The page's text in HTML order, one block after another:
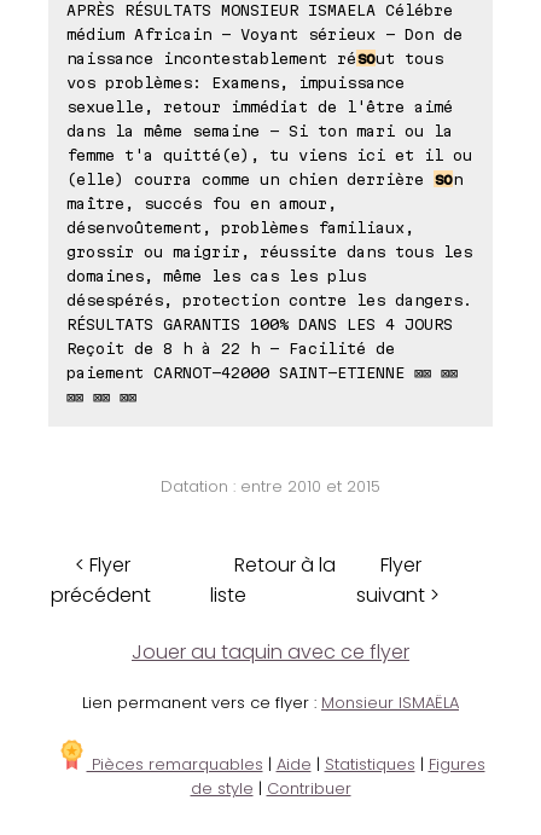
APRÈS RÉSULTATS MONSIEUR ISMAELA Célébre
médium Africain - Voyant sérieux - Don de
naissance incontestablement résout tous
vos problèmes: Examens, impuissance
sexuelle, retour immédiat de l'être aimé
dans la même semaine - Si ton mari ou la
femme t'a quitté(e), tu viens ici et il ou
(elle) courra comme un chien derrière son
maître, succés fou en amour,
désenvoûtement, problèmes familiaux,
grossir ou maigrir, réussite dans tous les
domaines, même les cas les plus
désespérés, protection contre les dangers.
RÉSULTATS GARANTIS 100% DANS LES 4 JOURS
Reçoit de 8 h à 22 h - Facilité de
paiement CARNOT-42000 SAINT-ETIENNE ⊠⊠ ⊠⊠
⊠⊠ ⊠⊠ ⊠⊠
Datation : entre 2010 et 2015
< Flyer
précédent
Retour à la
liste
Flyer
suivant >
Jouer au taquin avec ce flyer
Lien permanent vers ce flyer : Monsieur ISMAËLA
Pièces remarquables | Aide | Statistiques | Figures
de style | Contribuer